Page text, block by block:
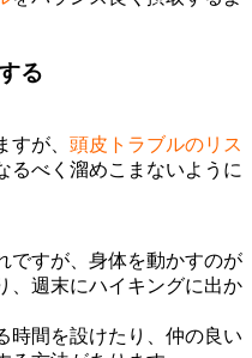
る
が、 頭皮トラブルのリス
るべく溜めこまないように
ですが、身体を動かすのが
、週末にハイキングに出か
時間を設けたり、仲の良い